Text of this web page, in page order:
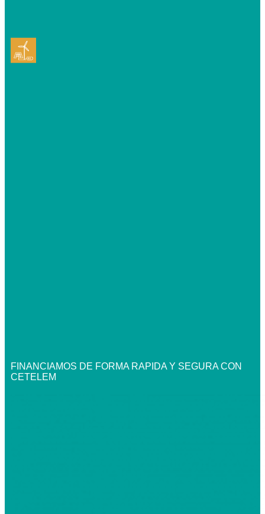
FINANCIAMOS DE FORMA RAPIDA Y SEGURA CON
CETELEM